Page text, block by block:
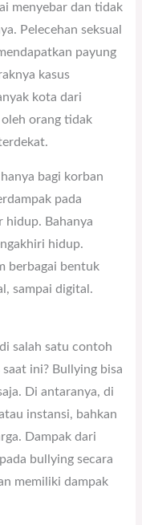
menyebar dan tidak
Pelecehan seksual
payung
kasus
kota dari
orang tidak
bagi korban
pada
hidup. Bahanya
hidup.
berbagai bentuk
sampai digital.
salah satu contoh
ini? Bullying bisa
Di antaranya, di
instansi, bahkan
Dampak dari
bullying secara
memiliki dampak